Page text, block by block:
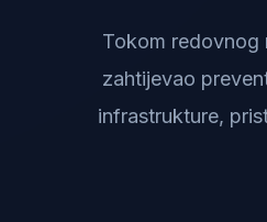
Tokom redovnog
zahtijevao
infrastrukture,